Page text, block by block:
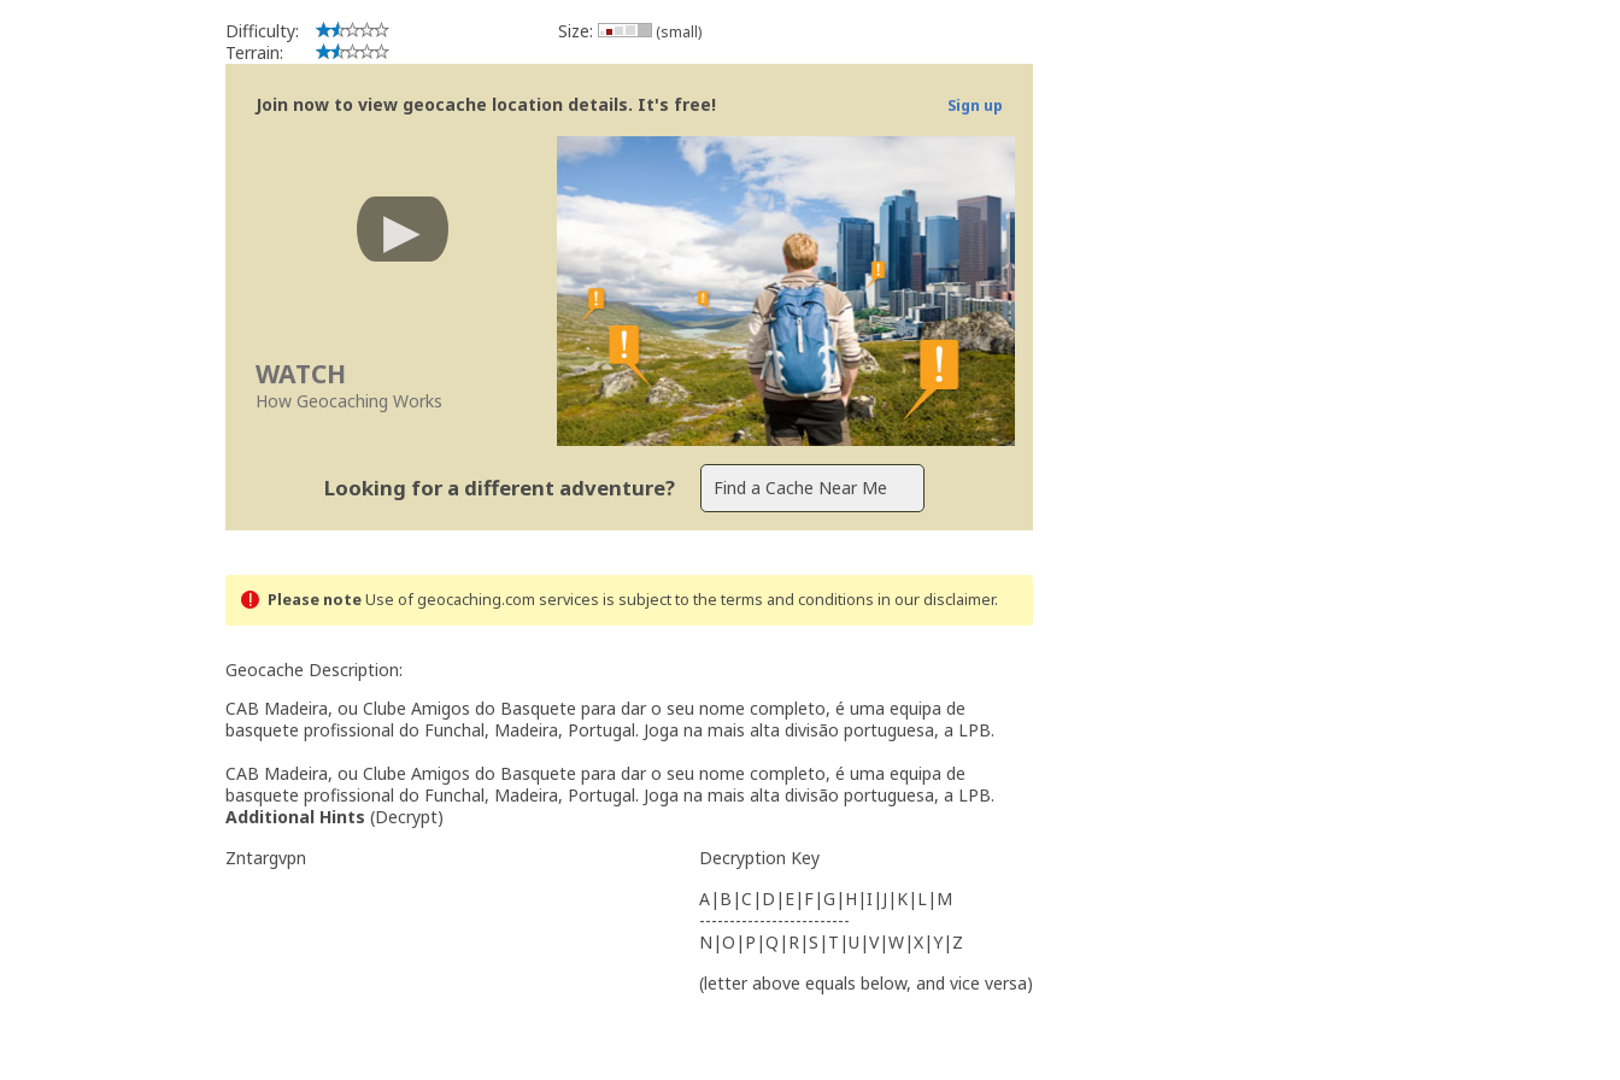
Difficulty:
Terrain:
Size: (small)
Join now to view geocache location details. It's free! Sign up
WATCH
How Geocaching Works
Looking for a different adventure?
Please noteUse of geocaching.com services is subject to the terms and conditions in our disclaimer.
Geocache Description:
CAB Madeira, ou Clube Amigos do Basquete para dar o seu nome completo, é uma equipa de
basquete profissional do Funchal, Madeira, Portugal. Joga na mais alta divisão portuguesa, a LPB.
CAB Madeira, ou Clube Amigos do Basquete para dar o seu nome completo, é uma equipa de
basquete profissional do Funchal, Madeira, Portugal. Joga na mais alta divisão portuguesa, a LPB.
Additional Hints (Decrypt)
Zntargvpn
Decryption Key
A|B|C|D|E|F|G|H|I|J|K|L|M
-------------------------
N|O|P|Q|R|S|T|U|V|W|X|Y|Z
(letter above equals below, and vice versa)